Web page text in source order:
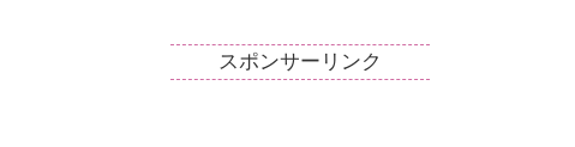
スポンサーリンク